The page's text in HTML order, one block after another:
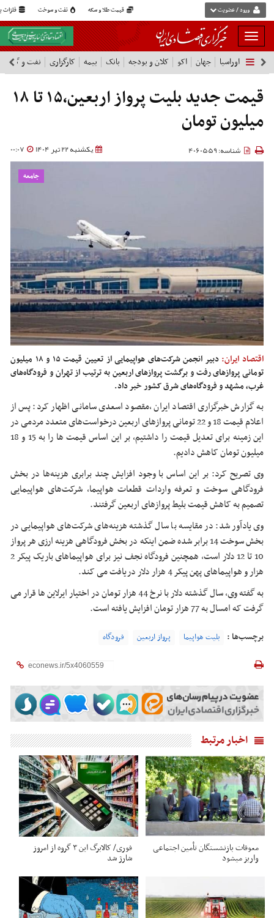
قیمت طلا و سکه نفت و سوخت فلزات ورود / عضویت
بار
و
بسته
نمودن
فهرست
اوراسیا جهان اکو کلان و بودجه بانک بیمه کارگزاری نفت و گاز
قیمت جدید بلیت پرواز اربعین،۱۵ تا ۱۸
میلیون تومان
یکشنبه 22 تیر 1404 00:07 شناسه: 4060559
جامعه
اقتصاد ایران:
دبیر انجمن شرکت‌های هواپیمایی از تعیین قیمت ۱۵ و ۱۸ میلیون
تومانی پروازهای رفت و برگشت پروازهای اربعین به ترتیب از تهران و فرودگاه‌های
غرب، مشهد و فرودگاه‌های شرق کشور خبر داد.
به گزارش خبرگزاری اقتصاد ایران ،مقصود اسعدی سامانی اظهار کرد: پس از
اعلام قیمت 18 و 22 تومانی پروازهای اربعین درخواست‌های متعدد مردمی در
این زمینه برای تعدیل قیمت را داشتیم، بر این اساس قیمت ها را به 15 و 18
میلیون تومان کاهش دادیم.
وی تصریح کرد: بر این اساس با وجود افزایش چند برابری هزینه‌ها در بخش
فرودگاهی سوخت و تعرفه واردات قطعات هواپیما، شرکت‌های هواپیمایی
تصمیم به کاهش قیمت بلیط پروازهای اربعین گرفتند.
وی یادآور شد: در مقایسه با سال گذشته هزینه‌های شرکت‌های هواپیمایی در
بخش سوخت 14 برابر شده ضمن اینکه در بخش فرودگاهی هزینه ارزی هر پرواز
10 تا 12 دلار است، همچنین فرودگاه نجف نیز برای هواپیماهای باریک پیکر 2
هزار و هواپیماهای پهن پیکر 4 هزار دلار دریافت می کند.
به گفته وی، سال گذشته دلار با نرخ 44 هزار تومان در اختیار ایرلاین ها قرار می
گرفت که امسال به 77 هزار تومان افزایش یافته است.
برچسب‌ها : بلیت هواپیما پرواز اربعین فرودگاه
اخبار مرتبط
معوقات بازنشستگان تأمین اجتماعی
واریز میشود
فوری/ کالابرگ این ۳ گروه از امروز
شارژ شد